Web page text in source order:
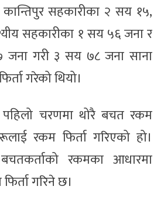
सहकारीका २ सय १५,
सहकारीका १ सय ५६ जना र
जना गरी ३ सय ७८ जना साना
गरेको थियो।
चरणमा थोरै बचत रकम
रकम फिर्ता गरिएको हो।
रकमका आधारमा
गरिने छ।